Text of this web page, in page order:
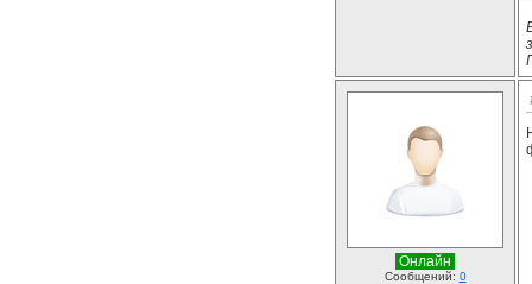
Онлайн
Сообщений: 0